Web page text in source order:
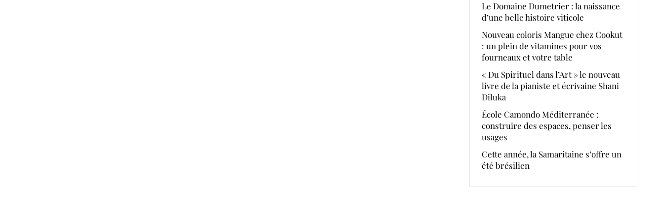
Le Domaine Dumetrier : la naissance
d’une belle histoire viticole
Nouveau coloris Mangue chez Cookut
: un plein de vitamines pour vos
fourneaux et votre table
« Du Spirituel dans l’Art » le nouveau
livre de la pianiste et écrivaine Shani
Diluka
École Camondo Méditerranée :
construire des espaces, penser les
usages
Cette année, la Samaritaine s’offre un
été brésilien